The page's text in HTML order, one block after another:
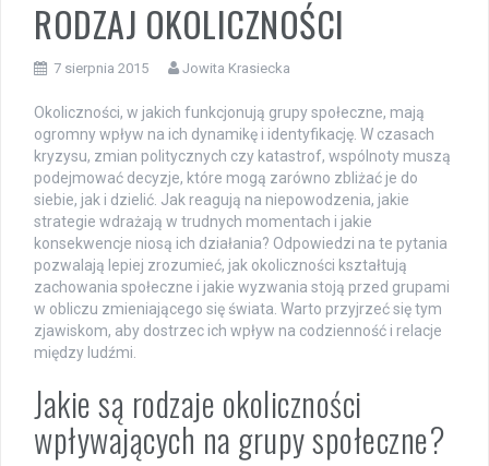
RODZAJ OKOLICZNOŚCI
7 sierpnia 2015 Jowita Krasiecka
Okoliczności, w jakich funkcjonują grupy społeczne, mają
ogromny wpływ na ich dynamikę i identyfikację. W czasach
kryzysu, zmian politycznych czy katastrof, wspólnoty muszą
podejmować decyzje, które mogą zarówno zbliżać je do
siebie, jak i dzielić. Jak reagują na niepowodzenia, jakie
strategie wdrażają w trudnych momentach i jakie
konsekwencje niosą ich działania? Odpowiedzi na te pytania
pozwalają lepiej zrozumieć, jak okoliczności kształtują
zachowania społeczne i jakie wyzwania stoją przed grupami
w obliczu zmieniającego się świata. Warto przyjrzeć się tym
zjawiskom, aby dostrzec ich wpływ na codzienność i relacje
między ludźmi.
Jakie są rodzaje okoliczności
wpływających na grupy społeczne?